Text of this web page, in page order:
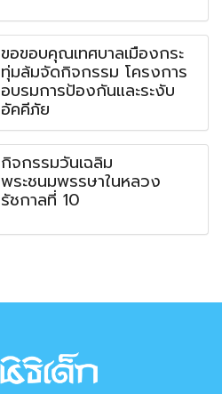
ขอขอบคุณเทศบาลเมืองกระ
ทุ่มล้มจัดกิจกรรม โครงการ
อบรมการป้องกันและระงับ
อัคคีภัย
กิจกรรมวันเฉลิม
พระชนมพรรษาในหลวง
รัชกาลที่ 10